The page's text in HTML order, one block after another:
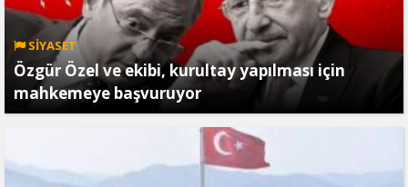
SİYASET
Özgür Özel ve ekibi, kurultay yapılması için
mahkemeye başvuruyor